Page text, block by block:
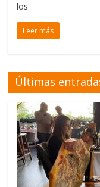
los
Leer más
Últimas